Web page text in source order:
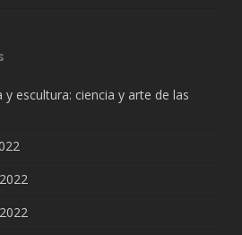
escultura: ciencia y arte de las